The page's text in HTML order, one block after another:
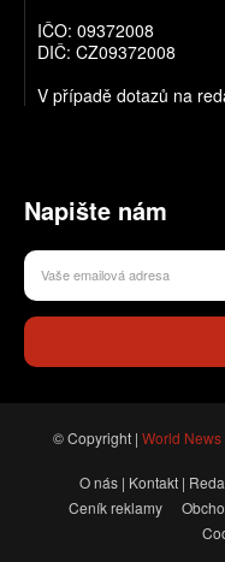
IČO: 09372008
DIČ: CZ09372008
V případě dotazů na
Napište nám
© Copyright | World News
O nás | Kontakt |
Ceník reklamy